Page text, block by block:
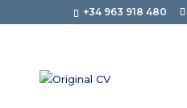
+34 963 918 480